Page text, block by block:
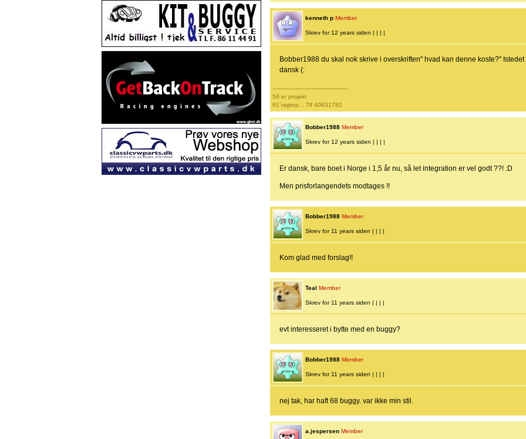
kenneth p Member
Skrev for 12 years siden | | | |
Bobber1988 du skal nok skrive i overskriften" hvad kan denne koste?"
dansk (:
-------------------------------------------
56´er projekt
61´ragtop... Tlf 40831782
Bobber1988 Member
Skrev for 12 years siden | | | |
Er dansk, bare boet i Norge i 1,5 år nu, så let integration er vel godt ??! :D
Men prisforlangendets modtages !!
Bobber1988 Member
Skrev for 11 years siden | | | |
Kom glad med forslag!!
Teal Member
Skrev for 11 years siden | | | |
evt interesseret i bytte med en buggy?
Bobber1988 Member
Skrev for 11 years siden | | | |
nej tak, har haft 68 buggy. var ikke min stil.
a.jespersen Member